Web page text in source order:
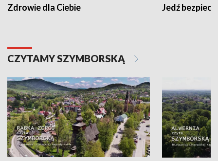
Zdrowie dla Ciebie Jedź
CZYTAMY SZYMBORSKĄ